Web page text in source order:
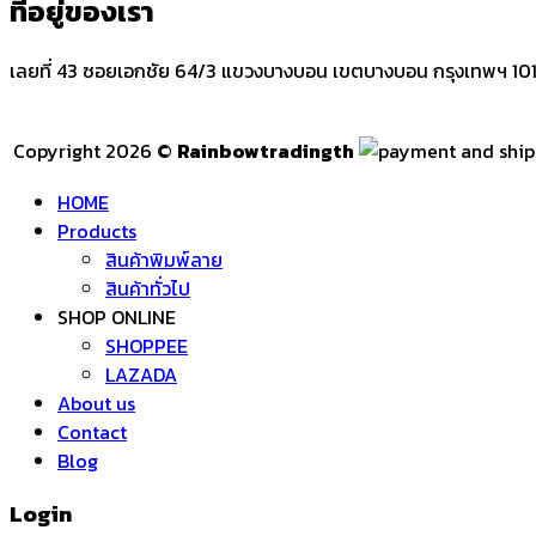
ที่อยู่ของเรา
เลยที่ 43 ซอยเอกชัย 64/3 แขวงบางบอน เขตบางบอน กรุงเทพฯ
Copyright 2026 © Rainbowtradingth
HOME
Products
สินค้าพิมพ์ลาย
สินค้าทั่วไป
SHOP ONLINE
SHOPPEE
LAZADA
About us
Contact
Blog
Login